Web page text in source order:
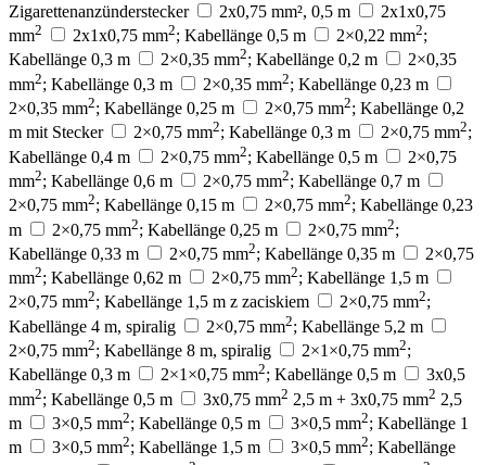
Zigarettenanzünderstecker
2x0,75 mm², 0,5 m
2x1x0,75
mm2 2x1x0,75 mm2; Kabellänge 0,5 m 2×0,22 mm2;
Kabellänge 0,3 m
2×0,35 mm2; Kabellänge 0,2 m
2×0,35
mm2; Kabellänge 0,3 m 2×0,35 mm2; Kabellänge 0,23 m
2×0,35 mm2; Kabellänge 0,25 m 2×0,75 mm2; Kabellänge 0,2
m mit Stecker
2×0,75 mm2; Kabellänge 0,3 m 2×0,75 mm2;
Kabellänge 0,4 m
2×0,75 mm2; Kabellänge 0,5 m
2×0,75
mm2; Kabellänge 0,6 m 2×0,75 mm2; Kabellänge 0,7 m
2×0,75 mm2; Kabellänge 0,15 m 2×0,75 mm2; Kabellänge 0,23
m
2×0,75 mm2; Kabellänge 0,25 m 2×0,75 mm2;
Kabellänge 0,33 m
2×0,75 mm2; Kabellänge 0,35 m
2×0,75
mm2; Kabellänge 0,62 m 2×0,75 mm2; Kabellänge 1,5 m
2×0,75 mm2; Kabellänge 1,5 m z zaciskiem 2×0,75 mm2;
Kabellänge 4 m, spiralig
2×0,75 mm2; Kabellänge 5,2 m
2×0,75 mm2; Kabellänge 8 m, spiralig 2×1×0,75 mm2;
Kabellänge 0,3 m
2×1×0,75 mm2; Kabellänge 0,5 m
3x0,5
mm2; Kabellänge 0,5 m 3x0,75 mm2 2,5 m + 3x0,75 mm2 2,5
m
3×0,5 mm2; Kabellänge 0,5 m 3×0,5 mm2; Kabellänge 1
m
3×0,5 mm2; Kabellänge 1,5 m 3×0,5 mm2; Kabellänge